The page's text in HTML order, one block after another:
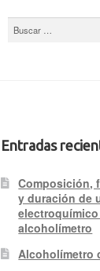
Buscar:
Entradas
Composición,
y duración de
alcoholímetro
Alcoholímetro